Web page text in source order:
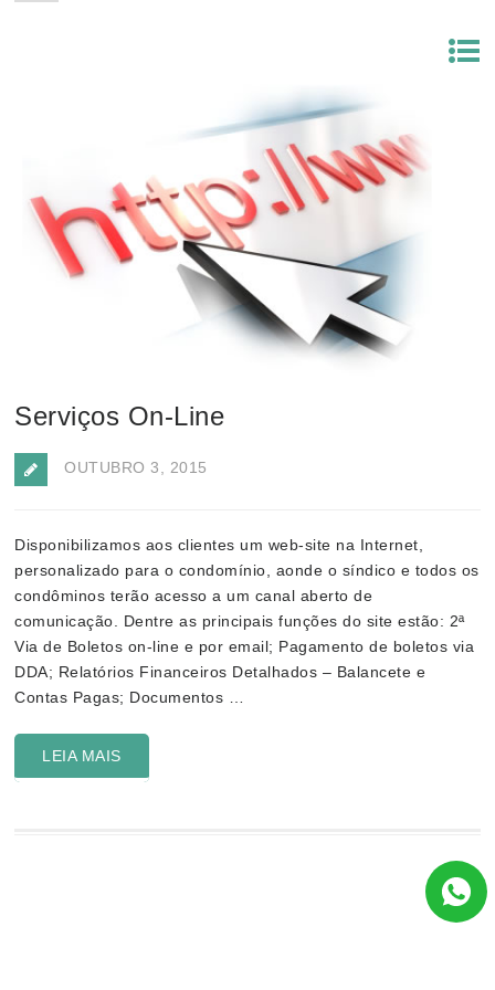
Serviços On-Line
OUTUBRO 3, 2015
Disponibilizamos aos clientes um web-site na Internet,
personalizado para o condomínio, aonde o síndico e todos os
condôminos terão acesso a um canal aberto de
comunicação. Dentre as principais funções do site estão: 2ª
Via de Boletos on-line e por email; Pagamento de boletos via
DDA; Relatórios Financeiros Detalhados – Balancete e
Contas Pagas; Documentos …
LEIA MAIS